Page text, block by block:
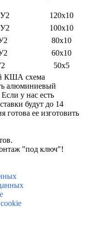
120x10
100x10
80x10
60x10
50х5
алюминиевый
Если у нас есть
будут до 14
готова ее изготовить
"под ключ"!